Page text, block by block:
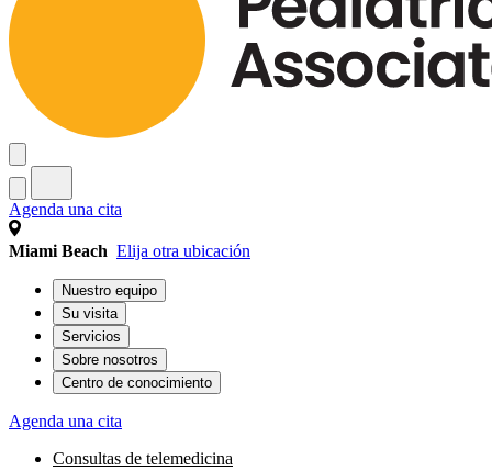
Agenda una cita
Miami Beach Elija otra ubicación
Nuestro equipo
Su visita
Servicios
Sobre nosotros
Centro de conocimiento
Agenda una cita
Consultas de telemedicina